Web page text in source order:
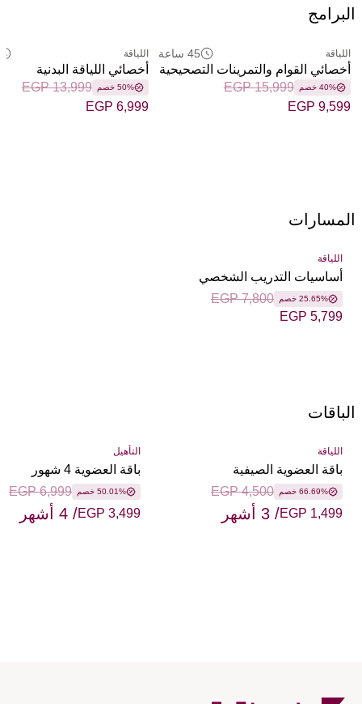
البرامج
اللياقة 45 ساعة
أخصائي القوام والتمرينات التصحيحية
40% خصم
EGP 15,999
EGP 9,599
اللياقة
أخصائي اللياقة البدنية
50% خصم
EGP 13,999
EGP 6,999
المسارات
اللياقة
أساسيات التدريب الشخصي
25.65% خصم
EGP 7,800
EGP 5,799
الباقات
اللياقة
باقة العضوية الصيفية
66.69% خصم
EGP 4,500
EGP 1,499/ 3 أشهر
التأهيل
باقة العضوية 4 شهور
50.01% خصم
EGP 6,999
EGP 3,499/ 4 أشهر